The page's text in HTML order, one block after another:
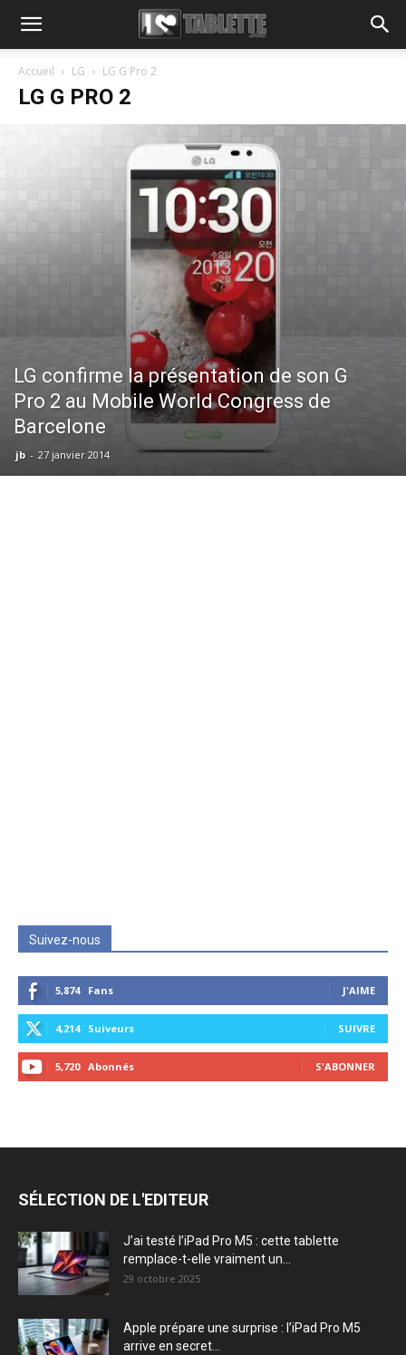
Accueil LG LG G Pro 2
LG G PRO 2
LG confirme la présentation de son G
Pro 2 au Mobile World Congress de
Barcelone
jb - 27 janvier 2014
Suivez-nous
5,874 Fans J'AIME
4,214 Suiveurs SUIVRE
5,720 Abonnés S'ABONNER
SÉLECTION DE L'EDITEUR
J’ai testé l’iPad Pro M5 : cette tablette
remplace-t-elle vraiment un...
29 octobre 2025
Apple prépare une surprise : l’iPad Pro M5
arrive en secret...